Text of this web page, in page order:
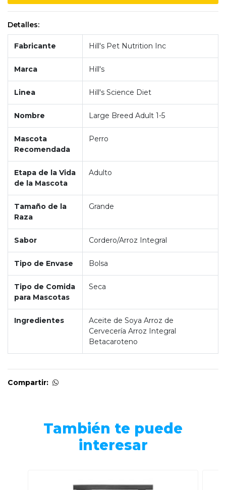
Detalles:
Fabricante Hill's Pet Nutrition Inc
Marca Hill's
Linea Hill's Science Diet
Nombre Large Breed Adult 1-5
Mascota
Recomendada
Perro
Etapa de la Vida
de la Mascota
Adulto
Tamaño de la
Raza
Grande
Sabor Cordero/Arroz Integral
Tipo de Envase Bolsa
Tipo de Comida
para Mascotas
Seca
Ingredientes
Aceite de Soya Arroz de
Cervecería Arroz Integral
Betacaroteno
Compartir:
También te puede
interesar